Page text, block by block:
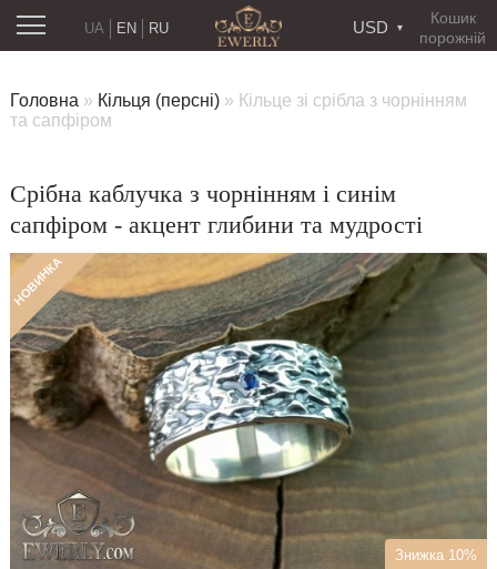
Кошик
порожній
USD
RU
UA EN
Головна » Кільця (персні) » Кільце зі срібла з чорнінням
та сапфіром
Срібна каблучка з чорнінням і синім
сапфіром - акцент глибини та мудрості
НОВИНКА
Знижка 10%